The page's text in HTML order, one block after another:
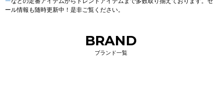
ール情報も随時更新中！是非ご覧ください。
BRAND
ブランド一覧